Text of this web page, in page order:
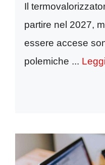
Il
partire nel 2027,
essere accese
polemiche ...